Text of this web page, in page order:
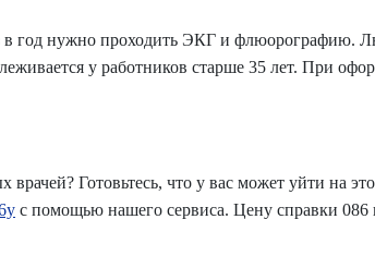
год нужно проходить ЭКГ и флюорографию.
у работников старше 35 лет. При
Готовьтесь, что у вас может уйти на
с помощью нашего сервиса. Цену справки 086